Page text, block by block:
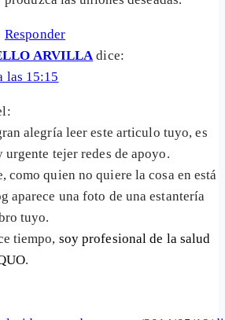
Responder
ARVILLA dice:
las 15:15
alegría leer este articulo tuyo, es
tejer redes de apoyo.
como quien no quiere la cosa en está
aparece una foto de una estantería
tuyo.
tiempo, soy profesional de la salud
.